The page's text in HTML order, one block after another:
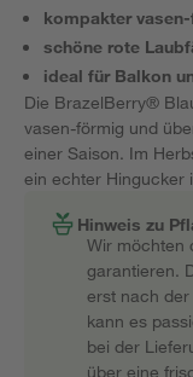
kompakter
schöne rote
ideal für Balkon
Die BrazelBerry®
vasen-förmig und
einer Saison. Im
ein echter Hingucker
Hinweis zu
Wir möchten
garantieren.
erst nach
kann es
bei der
über eine